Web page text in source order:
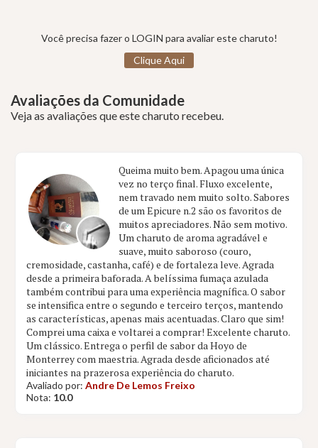
Você precisa fazer o LOGIN para avaliar este charuto!
Clique Aqui
Avaliações da Comunidade
Veja as avaliações que este charuto recebeu.
Queima muito bem. Apagou uma única
vez no terço final. Fluxo excelente,
nem travado nem muito solto. Sabores
de um Epicure n.2 são os favoritos de
muitos apreciadores. Não sem motivo.
Um charuto de aroma agradável e
suave, muito saboroso (couro,
cremosidade, castanha, café) e de fortaleza leve. Agrada
desde a primeira baforada. A belíssima fumaça azulada
também contribui para uma experiência magnífica. O sabor
se intensifica entre o segundo e terceiro terços, mantendo
as características, apenas mais acentuadas. Claro que sim!
Comprei uma caixa e voltarei a comprar! Excelente charuto.
Um clássico. Entrega o perfil de sabor da Hoyo de
Monterrey com maestria. Agrada desde aficionados até
iniciantes na prazerosa experiência do charuto.
Avaliado por:Andre De Lemos Freixo
Nota: 10.0